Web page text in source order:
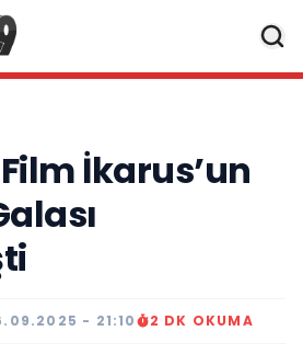
İkarus’un
- 21:10 2 DK OKUMA